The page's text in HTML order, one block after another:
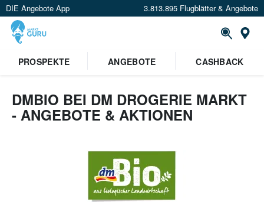
DIE Angebote App 3.813.895 Flugblätter & Angebote
Standort festlegen
PROSPEKTE ANGEBOTE CASHBACK
DMBIO BEI DM DROGERIE MARKT
- ANGEBOTE & AKTIONEN